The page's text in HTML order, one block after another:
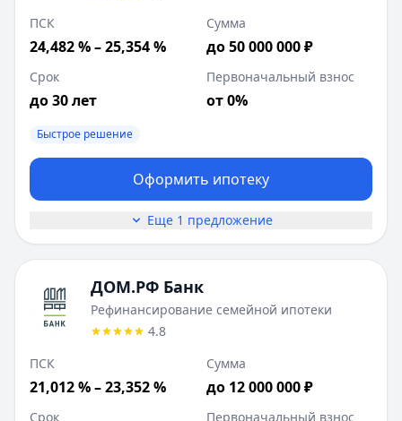
ПСК
24,482 % – 25,354 %
Сумма
до 50 000 000 ₽
Срок
до 30 лет
Первоначальный взнос
от 0%
Быстрое решение
Оформить ипотеку
Еще 1 предложение
ДОМ.РФ Банк
Рефинансирование семейной ипотеки
4.8
ПСК
21,012 % – 23,352 %
Сумма
до 12 000 000 ₽
Срок Первоначальный взнос